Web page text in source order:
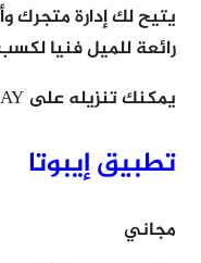
يتيح لك إدارة متجرك
رائعة للميل فنيا
يمكنك تنزيله على GOOGLE PLAY!
تطبيق إيبوتا
مجاني